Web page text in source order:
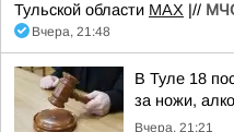
Тульской области MAX |//
Вчера, 21:48
В Туле 18
за ножи,
Вчера, 21:21